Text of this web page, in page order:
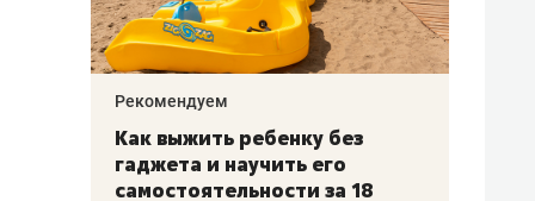
Рекомендуем
Как выжить ребенку без
гаджета и научить его
самостоятельности за 18